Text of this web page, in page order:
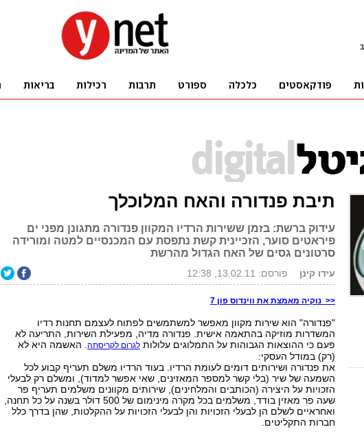
תיבת פנדורה והאח המלוכלך
עידוק ברשת: בזמן ששירות הרדיו המקוון פנדורה מתגונן מפני ים
פיראטים סוער, הזכיינית קשת נתפסת עם המכנסיים למטה ומורידה
סרטונים גסים של האח הגדול מהרשת
עידו קינן פורסם: 13.02.11, 12:38
<< נוקיה מאמצת את ווינדוס פון 7
"פנדורה" הוא שירות מקוון מאפשר למשתמשים לפתוח לעצמם תחנות רדיו
המשדרות מוזיקה בהתאמה אישית. פנדורה מדיה, מפעילת השירות, התריעה לא
פעם כי ההוצאות הגבוהות על התמלוגים עלולות לגרום לקריסתה. האשמה היא לא
(רק) במודל העסקי:
את פנדורה ושירותים דומים לעומת הרדיו. בעוד הרדיו משלם תעריף קבוע לכל
השמעה של שיר (בלי קשר למספר המאזינים, שאי אפשר למדוד), ומשלם רק לבעלי
הזכויות על היצירה (הכותבים והמלחינים), שירותים מקוונים משלמים תעריף פר
שעה פר מאזין בודד, משלמים בכל מקרה מינימום של 500 דולר בשנה על כל תחנה,
ואחראיים לשלם הן לבעלי הזכויות והן לבעלי הזכויות על ההקלטות, שהן בדרך כלל
חברות התקליטים.